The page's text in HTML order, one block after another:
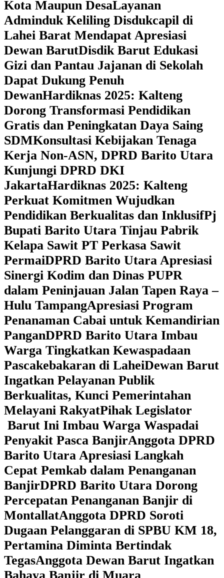
Kota Maupun DesaLayanan
Adminduk Keliling Disdukcapil di
Lahei Barat Mendapat Apresiasi
Dewan BarutDisdik Barut Edukasi
Gizi dan Pantau Jajanan di Sekolah
Dapat Dukung Penuh
DewanHardiknas 2025: Kalteng
Dorong Transformasi Pendidikan
Gratis dan Peningkatan Daya Saing
SDMKonsultasi Kebijakan Tenaga
Kerja Non-ASN, DPRD Barito Utara
Kunjungi DPRD DKI
JakartaHardiknas 2025: Kalteng
Perkuat Komitmen Wujudkan
Pendidikan Berkualitas dan InklusifPj
Bupati Barito Utara Tinjau Pabrik
Kelapa Sawit PT Perkasa Sawit
PermaiDPRD Barito Utara Apresiasi
Sinergi Kodim dan Dinas PUPR
dalam Peninjauan Jalan Tapen Raya –
Hulu TampangApresiasi Program
Penanaman Cabai untuk Kemandirian
PanganDPRD Barito Utara Imbau
Warga Tingkatkan Kewaspadaan
Pascakebakaran di LaheiDewan Barut
Ingatkan Pelayanan Publik
Berkualitas, Kunci Pemerintahan
Melayani RakyatPihak Legislator
Barut Ini Imbau Warga Waspadai
Penyakit Pasca BanjirAnggota DPRD
Barito Utara Apresiasi Langkah
Cepat Pemkab dalam Penanganan
BanjirDPRD Barito Utara Dorong
Percepatan Penanganan Banjir di
MontallatAnggota DPRD Soroti
Dugaan Pelanggaran di SPBU KM 18,
Pertamina Diminta Bertindak
TegasAnggota Dewan Barut Ingatkan